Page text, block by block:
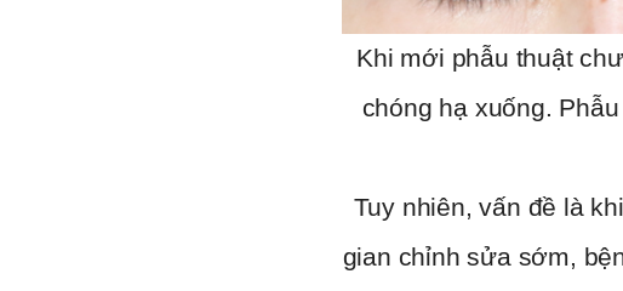
Khi mới phẫu thuật
chóng hạ xuống.
Tuy nhiên, vấn đề là
gian chỉnh sửa sớm,